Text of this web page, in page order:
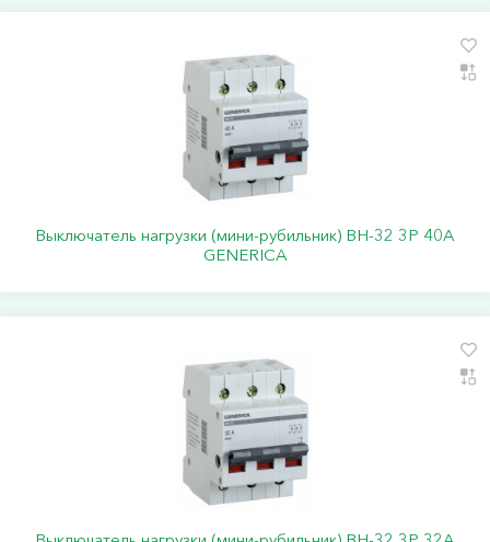
Выключатель нагрузки (мини-рубильник) ВН-32 3Р 40А
GENERICA